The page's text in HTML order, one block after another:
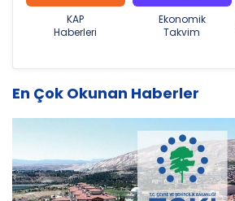
KAP
Haberleri
Ekonomik
Takvim
En Çok Okunan Haberler